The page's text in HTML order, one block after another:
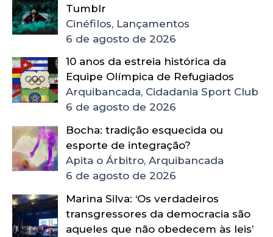
Tumblr
Cinéfilos, Lançamentos
6 de agosto de 2026
10 anos da estreia histórica da
Equipe Olímpica de Refugiados
Arquibancada, Cidadania Sport Club
6 de agosto de 2026
Bocha: tradição esquecida ou
esporte de integração?
Apita o Árbitro, Arquibancada
6 de agosto de 2026
Marina Silva: ‘Os verdadeiros
transgressores da democracia são
aqueles que não obedecem às leis’